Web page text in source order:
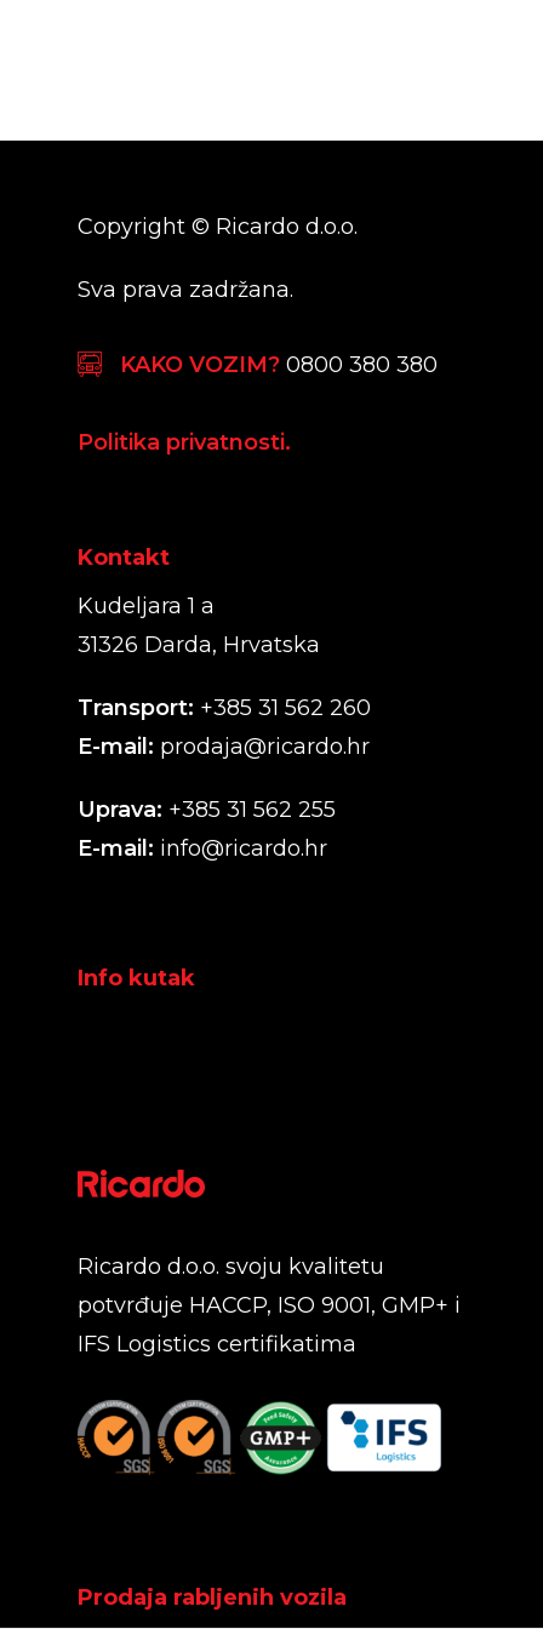
Copyright © Ricardo d.o.o.
Sva prava zadržana.
KAKO VOZIM? 0800 380 380
Politika privatnosti.
Kontakt
Kudeljara 1 a
31326 Darda, Hrvatska
Transport: +385 31 562 260
E-mail: prodaja@ricardo.hr
Uprava: +385 31 562 255
E-mail: info@ricardo.hr
Info kutak
Ricardo d.o.o. svoju kvalitetu
potvrđuje HACCP, ISO 9001, GMP+ i
IFS Logistics certifikatima
Prodaja rabljenih vozila